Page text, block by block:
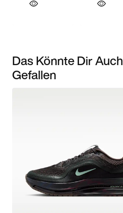
Das Könnte Dir Auch
Gefallen